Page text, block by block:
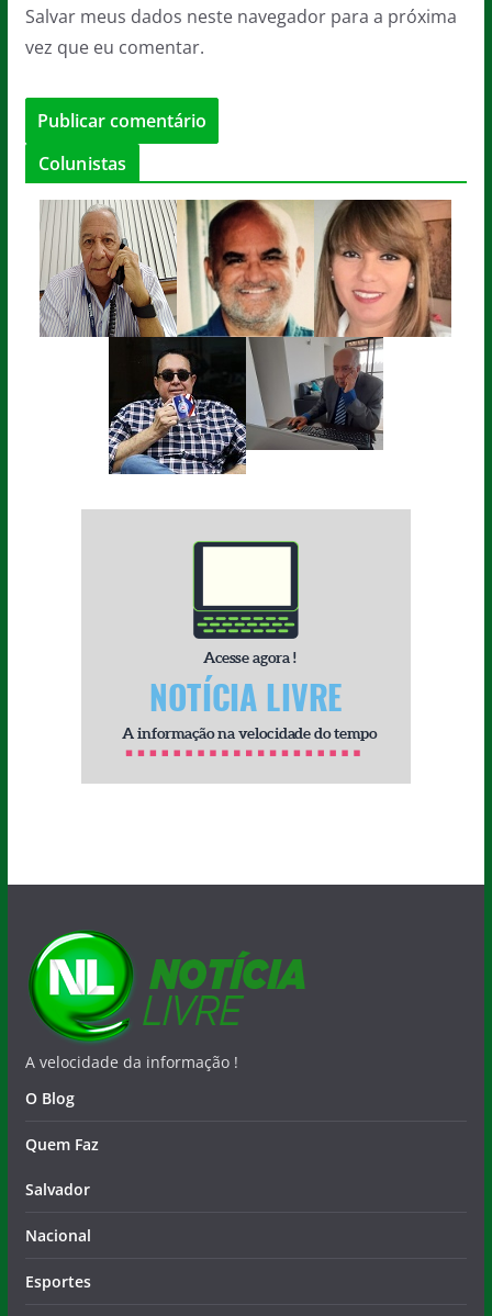
Salvar meus dados neste navegador para a próxima
vez que eu comentar.
Colunistas
A velocidade da informação !
O Blog
Quem Faz
Salvador
Nacional
Esportes